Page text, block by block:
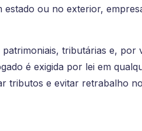
estado ou no exterior,
tributárias e, por
é exigida por lei em
tributos e evitar retrabalho